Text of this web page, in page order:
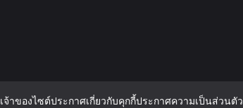
เจ้าของไซต์ประกาศเกี่ยวกับคุกกี้ประกาศความเป็นส่วนตัว